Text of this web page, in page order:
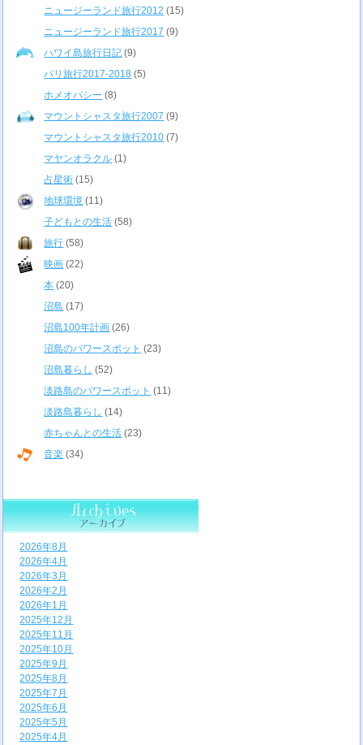
ニュージーランド旅行2012 (15)
ニュージーランド旅行2017 (9)
ハワイ島旅行日記 (9)
パリ旅行2017-2018 (5)
ホメオパシー (8)
マウントシャスタ旅行2007 (9)
マウントシャスタ旅行2010 (7)
マヤンオラクル (1)
占星術 (15)
地球環境 (11)
子どもとの生活 (58)
旅行 (58)
映画 (22)
本 (20)
沼島 (17)
沼島100年計画 (26)
沼島のパワースポット (23)
沼島暮らし (52)
淡路島のパワースポット (11)
淡路島暮らし (14)
赤ちゃんとの生活 (23)
音楽 (34)
2026年8月
2026年4月
2026年3月
2026年2月
2026年1月
2025年12月
2025年11月
2025年10月
2025年9月
2025年8月
2025年7月
2025年6月
2025年5月
2025年4月